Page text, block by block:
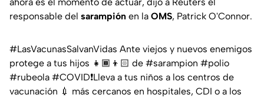
responsable del sarampión en la OMS, Patrick O'Connor.
#LasVacunasSalvanVidas Ante viejos y nuevos enemigos
protege a tus hijos 👧🏾​👦🏻​​ de #sarampion #polio
#rubeola #COVID❗​Lleva a tus niños a los centros de
vacunación 💉 más cercanos en hospitales, CDI o a los